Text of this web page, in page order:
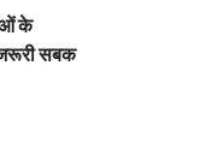
के
सबक